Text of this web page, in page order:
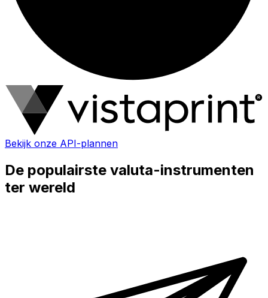
Bekijk onze API-plannen
De populairste valuta-instrumenten
ter wereld